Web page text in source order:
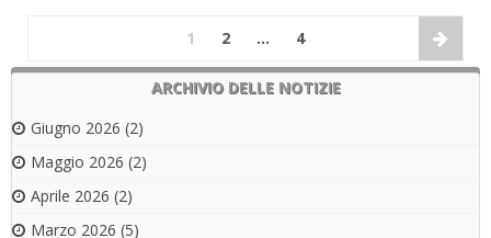
1 2 … 4
ARCHIVIO DELLE NOTIZIE
Giugno 2026 (2)
Maggio 2026 (2)
Aprile 2026 (2)
Marzo 2026 (5)